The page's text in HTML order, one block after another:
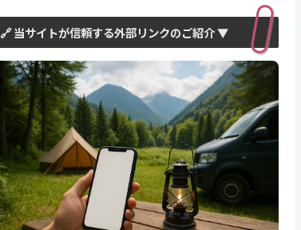
🔗 当サイトが信頼する外部リンクのご紹介 ▼